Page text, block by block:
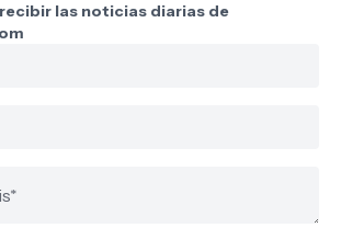
las noticias diarias de